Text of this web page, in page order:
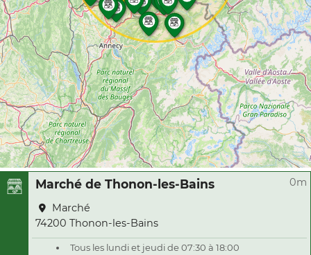
Marché de Thonon-les-Bains 0m
Marché
74200 Thonon-les-Bains
Tous les lundi et jeudi de 07:30 à 18:00